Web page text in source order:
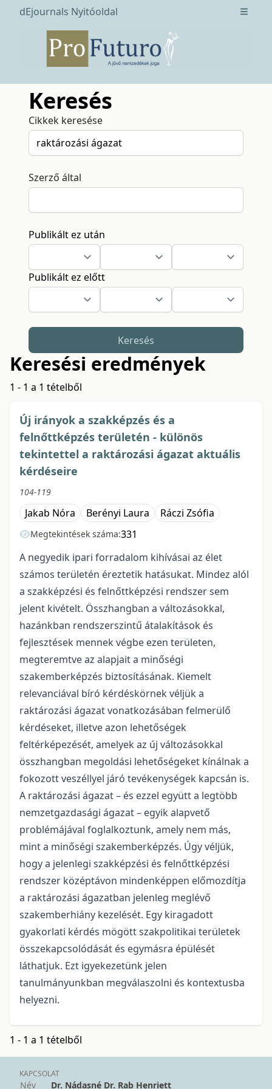
dEjournals Nyitóoldal Open
Keresés
Cikkek keresése
Szerző által
Publikált ez után
Publikált ez előtt
Keresés
Keresési eredmények
1 - 1 a 1 tételből
Új irányok a szakképzés és a
felnőttképzés területén - különös
tekintettel a raktározási ágazat aktuális
kérdéseire
104-119
Jakab Nóra Berényi Laura Ráczi Zsófia
Megtekintések száma:331
A negyedik ipari forradalom kihívásai az élet
számos területén éreztetik hatásukat. Mindez alól
a szakképzési és felnőttképzési rendszer sem
jelent kivételt. Összhangban a változásokkal,
hazánkban rendszerszintű átalakítások és
fejlesztések mennek végbe ezen területen,
megteremtve az alapjait a minőségi
szakemberképzés biztosításának. Kiemelt
relevanciával bíró kérdéskörnek véljük a
raktározási ágazat vonatkozásában felmerülő
kérdéseket, illetve azon lehetőségek
feltérképezését, amelyek az új változásokkal
összhangban megoldási lehetőségeket kínálnak a
fokozott veszéllyel járó tevékenységek kapcsán is.
A raktározási ágazat – és ezzel együtt a legtöbb
nemzetgazdasági ágazat – egyik alapvető
problémájával foglalkoztunk, amely nem más,
mint a minőségi szakemberképzés. Úgy véljük,
hogy a jelenlegi szakképzési és felnőttképzési
rendszer középtávon mindenképpen előmozdítja
a raktározási ágazatban jelenleg meglévő
szakemberhiány kezelését. Egy kiragadott
gyakorlati kérdés mögött szakpolitikai területek
összekapcsolódását és egymásra épülését
láthatjuk. Ezt igyekezetünk jelen
tanulmányunkban megválaszolni és kontextusba
helyezni.
1 - 1 a 1 tételből
KAPCSOLAT
Név Dr. Nádasné Dr. Rab Henriett